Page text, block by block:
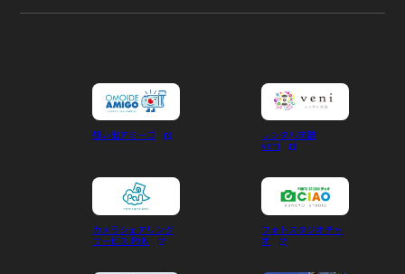
想い出アミーゴ
レンタル琉装
veni
カメラシェアリング
サービス PaN
フォトスタジオチャ
オ